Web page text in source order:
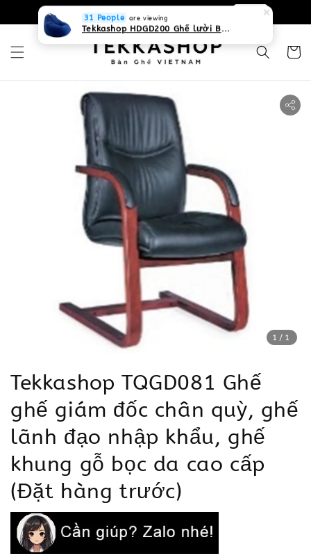
0931268840 Liên hệ với chúng tôi
1 /1
Tekkashop TQGD081 Ghế
ghế giám đốc chân quỳ, ghế
lãnh đạo nhập khẩu, ghế
khung gỗ bọc da cao cấp
(Đặt hàng trước)
31 People are viewing
Tekkashop HDGD200 Ghế lười Beanbag form truyền thống, chất liệu Olefin canvas kháng nước, màu xanh biển, có thể sử dụng trong nhà và cả ngoài trời, có quai xách